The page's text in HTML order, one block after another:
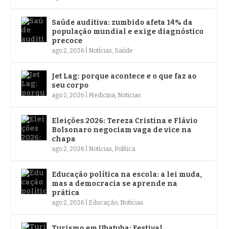
Saúde auditiva: zumbido afeta 14% da
população mundial e exige diagnóstico
precoce
ago 2, 2026 Notícias Saúde
Jet Lag: porque acontece e o que faz ao
seu corpo
ago 2, 2026 Medicina Notícias
Eleições 2026: Tereza Cristina e Flávio
Bolsonaro negociam vaga de vice na
chapa
ago 2, 2026 Notícias Política
Educação política na escola: a lei muda,
mas a democracia se aprende na
prática
ago 2, 2026 Educação Notícias